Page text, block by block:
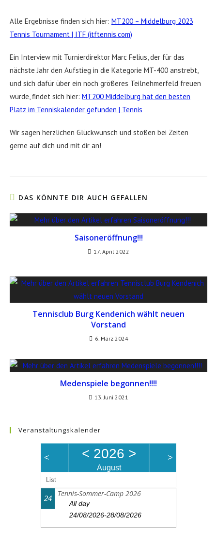
Alle Ergebnisse finden sich hier: MT200 – Middelburg 2023
Tennis Tournament | ITF (itftennis.com)
Ein Interview mit Turnierdirektor Marc Felius, der für das
nächste Jahr den Aufstieg in die Kategorie MT-400 anstrebt,
und sich dafür über ein noch größeres Teilnehmerfeld freuen
würde, findet sich hier: MT200 Middelburg hat den besten
Platz im Tenniskalender gefunden | Tennis
Wir sagen herzlichen Glückwunsch und stoßen bei Zeiten
gerne auf dich und mit dir an!
DAS KÖNNTE DIR AUCH GEFALLEN
Saisoneröffnung!!!
17. April 2022
Tennisclub Burg Kendenich wählt neuen
Vorstand
6. März 2024
Medenspiele begonnen!!!!
13. Juni 2021
Veranstaltungskalender
< < 2026 >
August
>
List
24
Tennis-Sommer-Camp 2026
All day
24/08/2026-28/08/2026